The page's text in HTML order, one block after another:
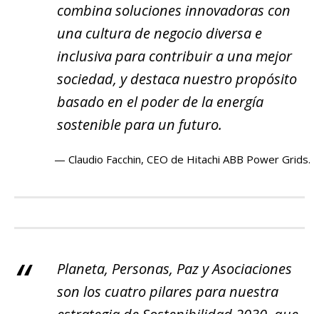
combina soluciones innovadoras con
una cultura de negocio diversa e
inclusiva para contribuir a una mejor
sociedad, y destaca nuestro propósito
basado en el poder de la energía
sostenible para un futuro.
Claudio Facchin, CEO de Hitachi ABB Power Grids.
Planeta, Personas, Paz y Asociaciones
son los cuatro pilares para nuestra